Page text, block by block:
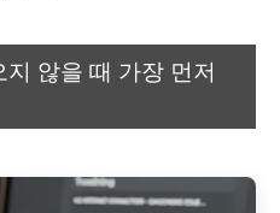
않을 때 가장 먼저